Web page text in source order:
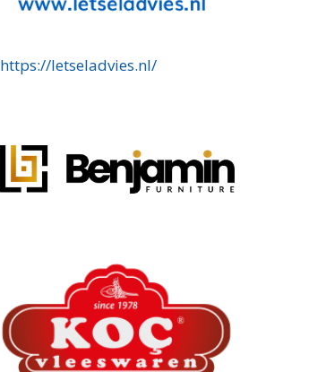
https://letseladvies.nl/